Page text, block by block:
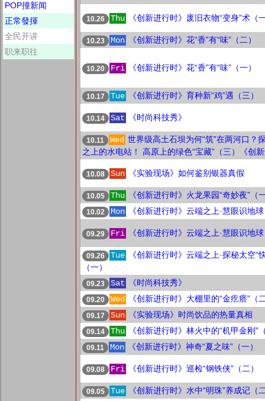
POP撞新闻
正常發揮
全民开讲
职来职往
10.26 Thu 《创新进行时》废旧衣物“变身”术（
10.23 Mon 《创新进行时》花“香”有“味”（二）
10.20 Fri 《创新进行时》花“香”有“味”（一）
10.17 Tue 《创新进行时》育种新“鸡”遇（三）
10.14 Sat 《时尚科技秀》
10.11 Wed 世界级高土石坝为何“筑”在两河口？
之上的水电站！ 高原上的绿色“宝藏”（三）《创
10.08 Sun 《实验现场》如何鉴别银器真假
10.05 Thu 《创新进行时》火龙果园“奇妙夜”（
10.02 Mon 《创新进行时》云端之上·慧眼识地
09.29 Fri 《创新进行时》云端之上·慧眼识地
09.26 Tue
《创新进行时》云端之上·探秘太空“
（一）
09.23 Sat 《时尚科技秀》
09.20 Wed 《创新进行时》大棚里的“金疙瘩”（
09.17 Sun 《实验现场》时尚饮品的热量真相
09.14 Thu 《创新进行时》林火中的“机甲金刚”
09.11 Mon 《创新进行时》神奇“夏之味”（一）
09.08 Fri 《创新进行时》巡检“钢铁侠”（二）
09.05 Tue 《创新进行时》水中“明珠”养成记（